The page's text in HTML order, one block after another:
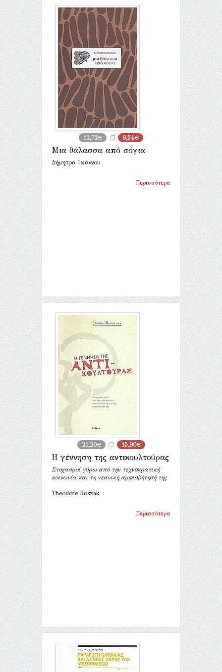
12,72€ 9,54€
Μια θάλασσα από σόγια
Δήμητρα Ιωάννου
Περισσότερα
21,20€ 15,90€
Η γέννηση της αντικουλτούρας
Στοχασμοί γύρω από την τεχνοκρατική
κοινωνία και τη νεανική αμφισβήτησή της
Theodore Roszak
Περισσότερα